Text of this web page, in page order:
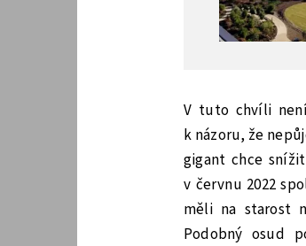
V tuto chvíli
k názoru, že
gigant chce
v červnu 2022
měli na starost
Podobný osud